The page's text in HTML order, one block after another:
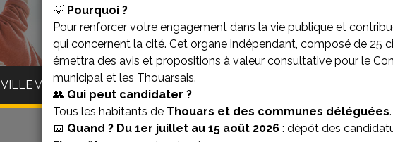
💡 Pourquoi ?
Pour renforcer votre engagement dans la vie publique et
qui concernent la cité. Cet organe indépendant, composé de 25
émettra des avis et propositions à valeur consultative pour le
municipal et les Thouarsais.
👥 Qui peut candidater ?
Tous les habitants de Thouars et des communes déléguées.
📅 Quand ? Du 1er juillet au 15 août 2026 : dépôt des
VILLE VIVANTE VILLE BIEN-ÊTRE